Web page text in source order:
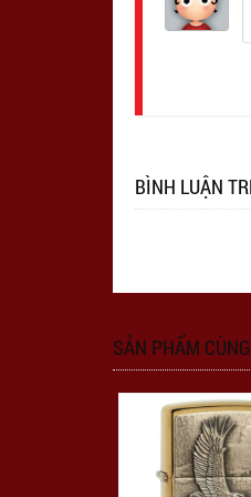
BÌNH LUẬN
SẢN PHẨM